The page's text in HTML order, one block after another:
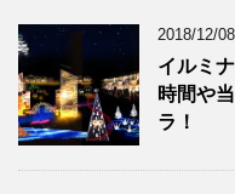
2018/12/08
イルミ
時間や
ラ！